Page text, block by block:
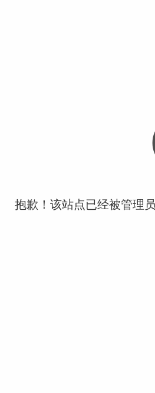
抱歉！该站点已经被管理